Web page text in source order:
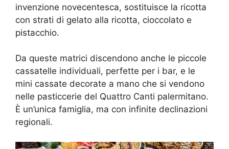
invenzione novecentesca, sostituisce la ricotta
con strati di gelato alla ricotta, cioccolato e
pistacchio.
Da queste matrici discendono anche le piccole
cassatelle individuali, perfette per i bar, e le
mini cassate decorate a mano che si vendono
nelle pasticcerie del Quattro Canti palermitano.
È un’unica famiglia, ma con infinite declinazioni
regionali.